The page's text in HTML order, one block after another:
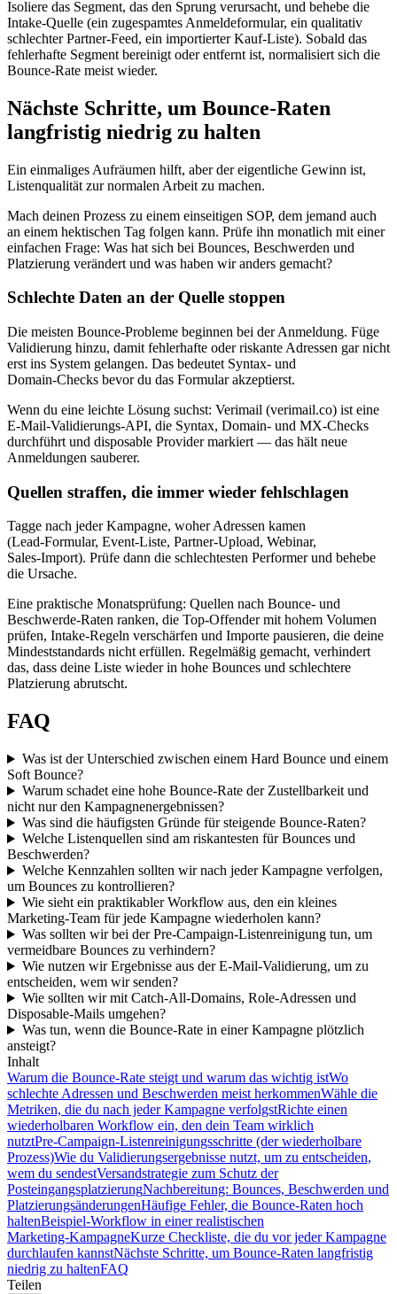
Isoliere das Segment, das den Sprung verursacht, und behebe die
Intake‑Quelle (ein zugespamtes Anmeldeformular, ein qualitativ
schlechter Partner‑Feed, ein importierter Kauf‑Liste). Sobald das
fehlerhafte Segment bereinigt oder entfernt ist, normalisiert sich die
Bounce‑Rate meist wieder.
Nächste Schritte, um Bounce‑Raten
langfristig niedrig zu halten
Ein einmaliges Aufräumen hilft, aber der eigentliche Gewinn ist,
Listenqualität zur normalen Arbeit zu machen.
Mach deinen Prozess zu einem einseitigen SOP, dem jemand auch
an einem hektischen Tag folgen kann. Prüfe ihn monatlich mit einer
einfachen Frage: Was hat sich bei Bounces, Beschwerden und
Platzierung verändert und was haben wir anders gemacht?
Schlechte Daten an der Quelle stoppen
Die meisten Bounce‑Probleme beginnen bei der Anmeldung. Füge
Validierung hinzu, damit fehlerhafte oder riskante Adressen gar nicht
erst ins System gelangen. Das bedeutet Syntax‑ und
Domain‑Checks bevor du das Formular akzeptierst.
Wenn du eine leichte Lösung suchst: Verimail (verimail.co) ist eine
E‑Mail‑Validierungs‑API, die Syntax, Domain‑ und MX‑Checks
durchführt und disposable Provider markiert — das hält neue
Anmeldungen sauberer.
Quellen straffen, die immer wieder fehlschlagen
Tagge nach jeder Kampagne, woher Adressen kamen
(Lead‑Formular, Event‑Liste, Partner‑Upload, Webinar,
Sales‑Import). Prüfe dann die schlechtesten Performer und behebe
die Ursache.
Eine praktische Monatsprüfung: Quellen nach Bounce‑ und
Beschwerde‑Raten ranken, die Top‑Offender mit hohem Volumen
prüfen, Intake‑Regeln verschärfen und Importe pausieren, die deine
Mindeststandards nicht erfüllen. Regelmäßig gemacht, verhindert
das, dass deine Liste wieder in hohe Bounces und schlechtere
Platzierung abrutscht.
FAQ
Was ist der Unterschied zwischen einem Hard Bounce und einem
Soft Bounce?
Warum schadet eine hohe Bounce‑Rate der Zustellbarkeit und
nicht nur den Kampagnenergebnissen?
Was sind die häufigsten Gründe für steigende Bounce‑Raten?
Welche Listenquellen sind am riskantesten für Bounces und
Beschwerden?
Welche Kennzahlen sollten wir nach jeder Kampagne verfolgen,
um Bounces zu kontrollieren?
Wie sieht ein praktikabler Workflow aus, den ein kleines
Marketing‑Team für jede Kampagne wiederholen kann?
Was sollten wir bei der Pre‑Campaign‑Listenreinigung tun, um
vermeidbare Bounces zu verhindern?
Wie nutzen wir Ergebnisse aus der E‑Mail‑Validierung, um zu
entscheiden, wem wir senden?
Wie sollten wir mit Catch‑All‑Domains, Role‑Adressen und
Disposable‑Mails umgehen?
Was tun, wenn die Bounce‑Rate in einer Kampagne plötzlich
ansteigt?
Inhalt
Warum die Bounce‑Rate steigt und warum das wichtig istWo
schlechte Adressen und Beschwerden meist herkommenWähle die
Metriken, die du nach jeder Kampagne verfolgstRichte einen
wiederholbaren Workflow ein, den dein Team wirklich
nutztPre‑Campaign‑Listenreinigungsschritte (der wiederholbare
Prozess)Wie du Validierungsergebnisse nutzt, um zu entscheiden,
wem du sendestVersandstrategie zum Schutz der
PosteingangsplatzierungNachbereitung: Bounces, Beschwerden und
PlatzierungsänderungenHäufige Fehler, die Bounce‑Raten hoch
haltenBeispiel‑Workflow in einer realistischen
Marketing‑KampagneKurze Checkliste, die du vor jeder Kampagne
durchlaufen kannstNächste Schritte, um Bounce‑Raten langfristig
niedrig zu haltenFAQ
Teilen